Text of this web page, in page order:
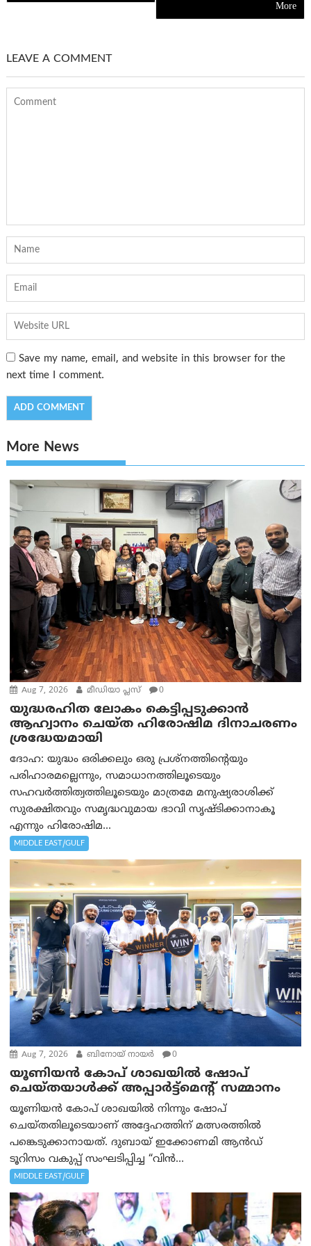
LEAVE A COMMENT
Save my name, email, and website in this browser for the
next time I comment.
More News
Aug 7, 2026 മീഡിയാ പ്ലസ് 0
യുദ്ധരഹിത ലോകം കെട്ടിപ്പടുക്കാന്‍
ആഹ്വാനം ചെയ്ത ഹിരോഷിമ ദിനാചരണം
ശ്രദ്ധേയമായി
ദോഹ: യുദ്ധം ഒരിക്കലും ഒരു പ്രശ്‌നത്തിന്റെയും
പരിഹാരമല്ലെന്നും, സമാധാനത്തിലൂടെയും
സഹവര്‍ത്തിത്വത്തിലൂടെയും മാത്രമേ മനുഷ്യരാശിക്ക്
സുരക്ഷിതവും സമൃദ്ധവുമായ ഭാവി സൃഷ്ടിക്കാനാകൂ
എന്നും ഹിരോഷിമ...
MIDDLE EAST/GULF
Aug 7, 2026 ബിനോയ് നായര്‍ 0
യൂണിയൻ കോപ് ശാഖയിൽ ഷോപ്
ചെയ്തയാൾക്ക് അപ്പാർട്ട്മെന്റ് സമ്മാനം
യൂണിയൻ കോപ് ശാഖയിൽ നിന്നും ഷോപ്
ചെയ്തതിലൂടെയാണ് അദ്ദേഹത്തിന് മത്സരത്തിൽ
പങ്കെടുക്കാനായത്. ദുബായ് ഇക്കോണമി ആൻഡ്
ടൂറിസം വകുപ്പ് സംഘടിപ്പിച്ച “വിൻ...
MIDDLE EAST/GULF